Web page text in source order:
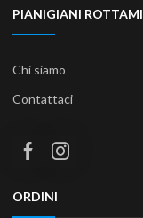
PIANIGIANI ROTTAMI
Chi siamo
Contattaci
ORDINI